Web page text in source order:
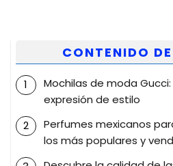
CONTENIDO
Mochilas de moda
expresión de estilo
Perfumes mexicanos
los más populares y